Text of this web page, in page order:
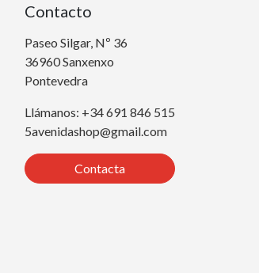
Contacto
Paseo Silgar, Nº 36
36960 Sanxenxo
Pontevedra
Llámanos: +34 691 846 515
5avenidashop@gmail.com
Contacta